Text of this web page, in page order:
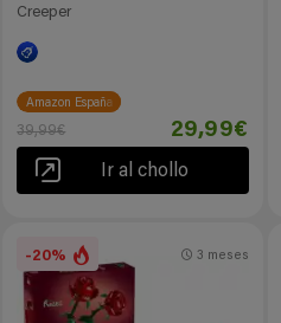
Creeper
Amazon España
39,99€ 29,99€
Ir al chollo
-20% 3 meses